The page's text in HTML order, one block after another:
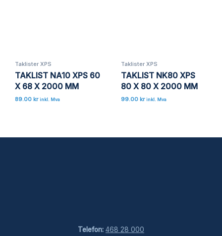
Taklister XPS
TAKLIST NA10 XPS 60
X 68 X 2000 MM
89.00 kr inkl. Mva
Taklister XPS
TAKLIST NK80 XPS
80 X 80 X 2000 MM
99.00 kr inkl. Mva
Telefon: 468 28 000